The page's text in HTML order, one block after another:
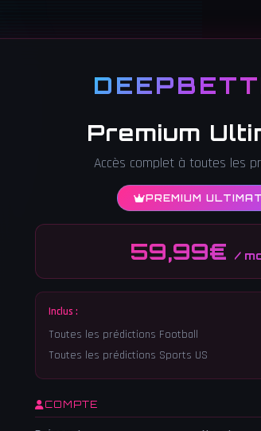
Premium
Accès complet à toutes les
PREMIUM
59,99€ /
Inclus :
Toutes les prédictions Football
Toutes les prédictions Sports US
COMPTE